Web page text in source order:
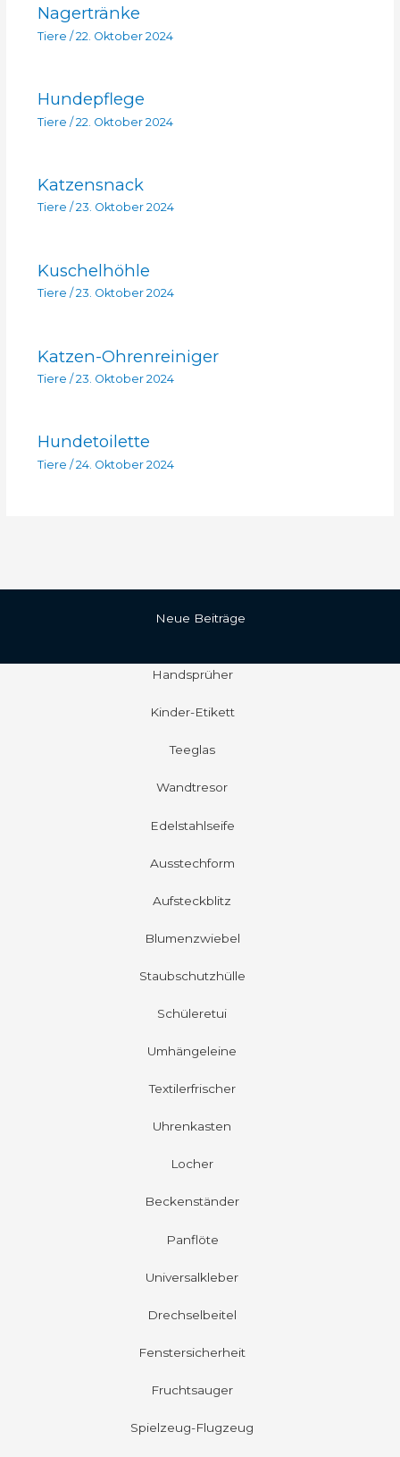
Nagertränke
Tiere /22. Oktober 2024
Hundepflege
Tiere /22. Oktober 2024
Katzensnack
Tiere / 23. Oktober 2024
Kuschelhöhle
Tiere / 23. Oktober 2024
Katzen-Ohrenreiniger
Tiere / 23. Oktober 2024
Hundetoilette
Tiere / 24. Oktober 2024
Neue Beiträge
Handsprüher
Kinder-Etikett
Teeglas
Wandtresor
Edelstahlseife
Ausstechform
Aufsteckblitz
Blumenzwiebel
Staubschutzhülle
Schüleretui
Umhängeleine
Textilerfrischer
Uhrenkasten
Locher
Beckenständer
Panflöte
Universalkleber
Drechselbeitel
Fenstersicherheit
Fruchtsauger
Spielzeug-Flugzeug